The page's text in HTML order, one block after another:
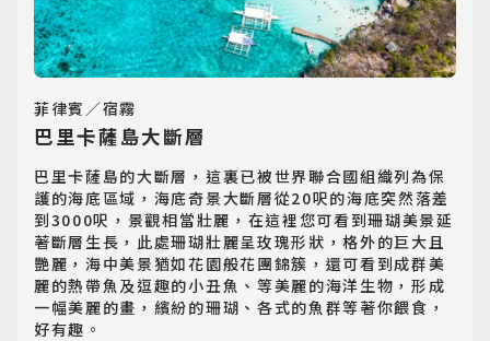
菲律賓／宿霧
巴里卡薩島大斷層
巴里卡薩島的大斷層，這裏已被世界聯合國組織列為保
護的海底區域，海底奇景大斷層從20呎的海底突然落差
到3000呎，景觀相當壯麗，在這裡您可看到珊瑚美景延
著斷層生長，此處珊瑚壯麗呈玫瑰形狀，格外的巨大且
艷麗，海中美景猶如花園般花團錦簇，還可看到成群美
麗的熱帶魚及逗趣的小丑魚、等美麗的海洋生物，形成
一幅美麗的畫，繽紛的珊瑚、各式的魚群等著你餵食，
好有趣。